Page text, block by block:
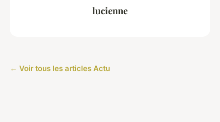
lucienne
← Voir tous les articles Actu